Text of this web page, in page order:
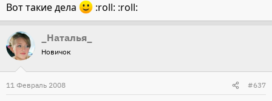
Вот такие дела
:roll: :roll:
_Наталья_
Новичок
11 Февраль 2008 #637